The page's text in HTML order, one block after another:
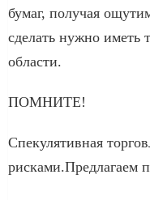
бумаг, получая
сделать нужно иметь
области.
ПОМНИТЕ!
Спекулятивная
рисками.Предлагаем